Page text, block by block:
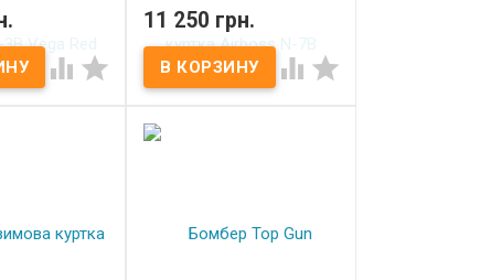
 
Eileen Navy
В наличии
11 250 грн.
 